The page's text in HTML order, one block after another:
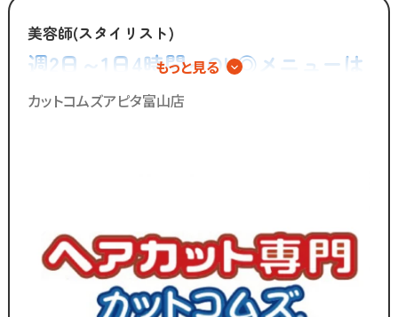
カットスキルに自信がない」
「子供を預けている時間だけ働きたい」
「家庭も大切にしながら
効率よく働きたい」
ブランクのある
30代～50代の方に
多く選ばれています！
美容師(スタイリスト)
週2日～1日4時間～OK◎メニューは
カットのみ◎シャンプーやカラー、
もっと見る
カットコムズアピタ富山店